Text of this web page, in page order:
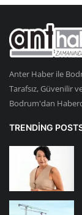
Anter Haber ile
Tarafsız, Güvenilir
Bodrum'dan
TRENDING